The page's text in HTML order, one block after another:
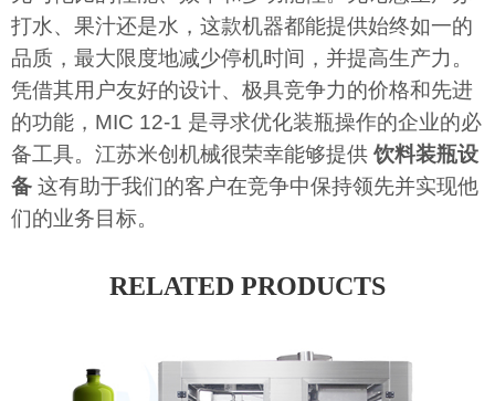
打水、果汁还是水，这款机器都能提供始终如一的
品质，最大限度地减少停机时间，并提高生产力。
凭借其用户友好的设计、极具竞争力的价格和先进
的功能，MIC 12-1 是寻求优化装瓶操作的企业的必
备工具。江苏米创机械很荣幸能够提供 饮料装瓶设
备 这有助于我们的客户在竞争中保持领先并实现他
们的业务目标。
RELATED PRODUCTS